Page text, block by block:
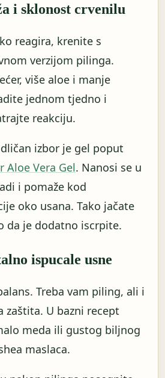
i sklonost crvenilu
reagira, krenite s
verzijom pilinga.
više aloe i manje
jednom tjedno i
reakciju.
izbor je gel poput
Aloe Vera Gel. Nanosi se u
i pomaže kod
oko usana. Tako jačate
da je dodatno iscrpite.
ispucale usne
Treba vam piling, ali i
zaštita. U bazni recept
meda ili gustog biljnog
maslaca.